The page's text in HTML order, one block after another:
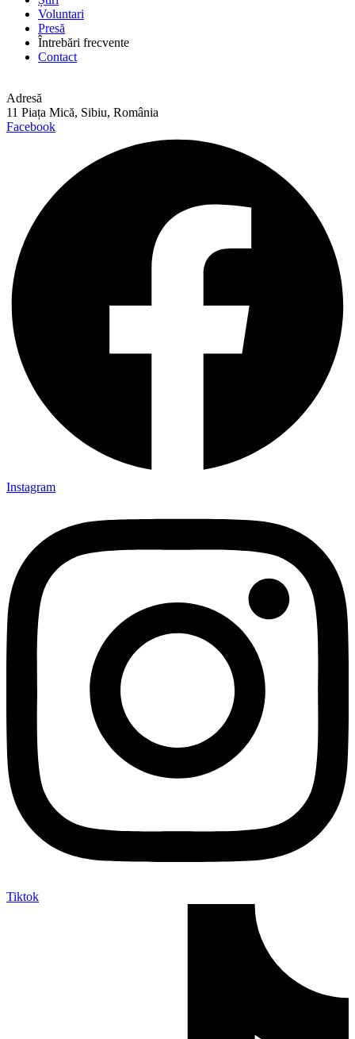
Voluntari
Presă
Întrebări frecvente
Contact
Adresă
11 Piața Mică, Sibiu, România
Facebook
Instagram
Tiktok